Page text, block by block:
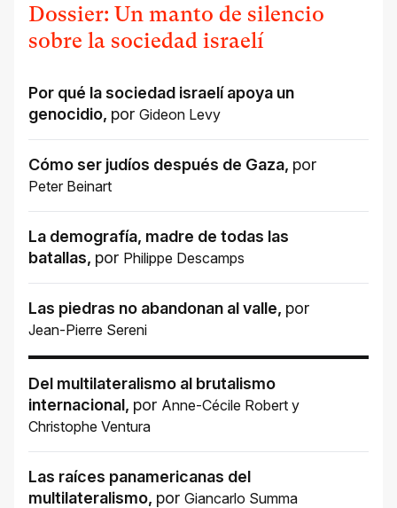
Dossier: Un manto de silencio
sobre la sociedad israelí
Por qué la sociedad israelí apoya un
genocidio, por Gideon Levy
Cómo ser judíos después de Gaza, por
Peter Beinart
La demografía, madre de todas las
batallas, por Philippe Descamps
Las piedras no abandonan al valle, por
Jean-Pierre Sereni
Del multilateralismo al brutalismo
internacional, por Anne-Cécile Robert y
Christophe Ventura
Las raíces panamericanas del
multilateralismo, por Giancarlo Summa